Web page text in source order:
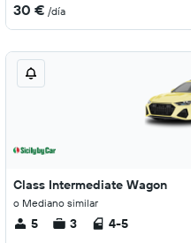
30 € /día
Class Intermediate Wagon
o Mediano similar
5 3 4-5